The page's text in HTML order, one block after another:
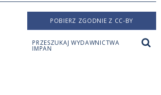
POBIERZ ZGODNIE Z CC-BY
PRZESZUKAJ WYDAWNICTWA
IMPAN